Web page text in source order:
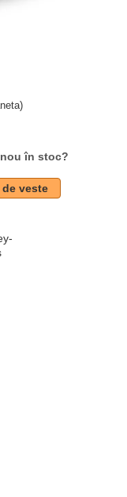
în stoc?
de veste